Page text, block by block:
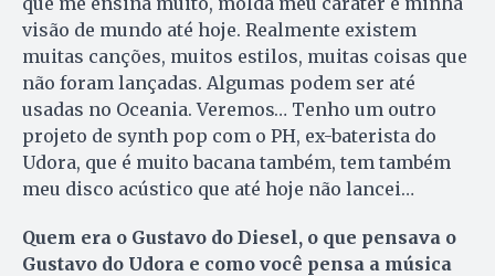
visão de mundo até hoje. Realmente existem
muitas canções, muitos estilos, muitas coisas que
não foram lançadas. Algumas podem ser até
usadas no Oceania. Veremos… Tenho um outro
projeto de synth pop com o PH, ex-baterista do
Udora, que é muito bacana também, tem também
meu disco acústico que até hoje não lancei…
Quem era o Gustavo do Diesel, o que pensava o
Gustavo do Udora e como você pensa a música